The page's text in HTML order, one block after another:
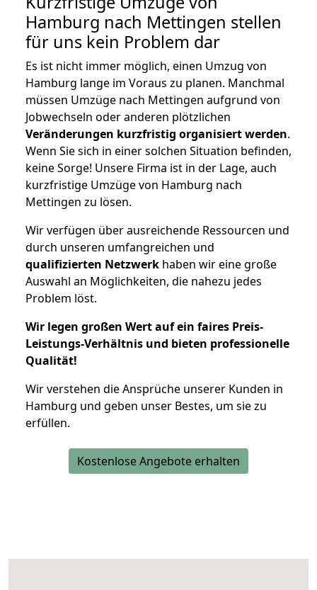
Hamburg nach Mettingen stellen
für uns kein Problem dar
Es ist nicht immer möglich, einen Umzug von
Hamburg lange im Voraus zu planen. Manchmal
müssen Umzüge nach Mettingen aufgrund von
Jobwechseln oder anderen plötzlichen
Veränderungen kurzfristig organisiert werden.
Wenn Sie sich in einer solchen Situation befinden,
keine Sorge! Unsere Firma ist in der Lage, auch
kurzfristige Umzüge von Hamburg nach
Mettingen zu lösen.
Wir verfügen über ausreichende Ressourcen und
durch unseren umfangreichen und
qualifizierten Netzwerk haben wir eine große
Auswahl an Möglichkeiten, die nahezu jedes
Problem löst.
Wir legen großen Wert auf ein faires Preis-
Leistungs-Verhältnis und bieten professionelle
Qualität!
Wir verstehen die Ansprüche unserer Kunden in
Hamburg und geben unser Bestes, um sie zu
erfüllen.
Kostenlose Angebote erhalten